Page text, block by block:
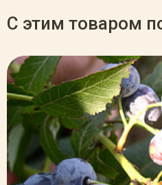
С этим товаром